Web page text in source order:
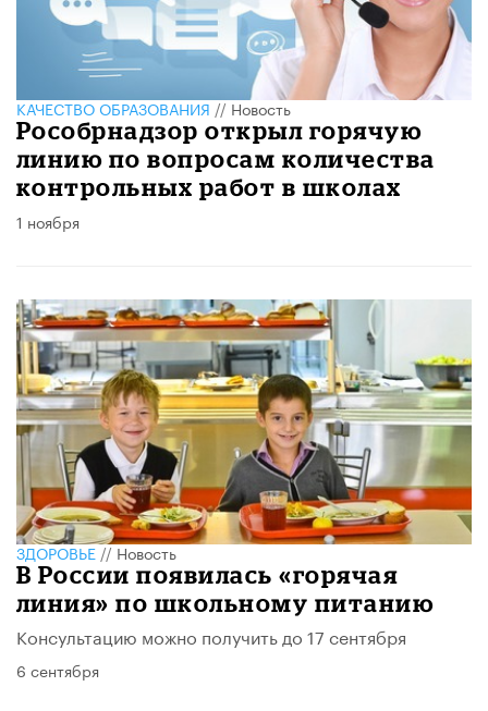
КАЧЕСТВО ОБРАЗОВАНИЯ//Новость
Рособрнадзор открыл горячую
линию по вопросам количества
контрольных работ в школах
1 ноября
ЗДОРОВЬЕ//Новость
В России появилась «горячая
линия» по школьному питанию
Консультацию можно получить до 17 сентября
6 сентября